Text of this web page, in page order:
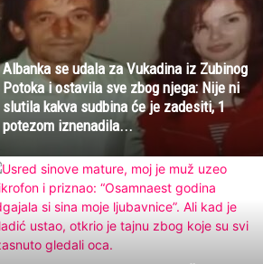
Albanka se udala za Vukadina iz Zubinog
Potoka i ostavila sve zbog njega: Nije ni
slutila kakva sudbina će je zadesiti, 1
potezom iznenadila...